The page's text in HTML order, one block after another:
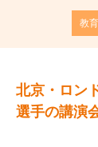
北京・ロン
選手の講演